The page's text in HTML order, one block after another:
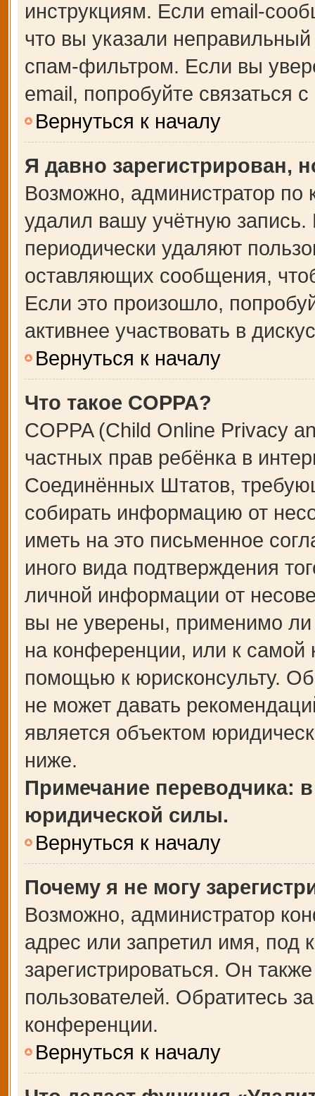
инструкциям. Если email-
что вы указали
спам-фильтром. Если вы
email, попробуйте связаться
Вернуться к началу
Я давно зарегистрирован,
Возможно, администратор по
удалил вашу учётную
периодически удаляют
оставляющих сообщения,
Если это произошло,
активнее участвовать в
Вернуться к началу
Что такое COPPA?
COPPA (Child Online Privacy
частных прав ребёнка в
Соединённых Штатов,
собирать информацию от
иметь на это письменное
иного вида подтверждения
личной информации от
вы не уверены, применимо ли
на конференции, или к самой
помощью к юрисконсульту.
не может давать
является объектом
ниже.
Примечание переводчика:
юридической силы.
Вернуться к началу
Почему я не могу
Возможно, администратор
адрес или запретил имя, под
зарегистрироваться. Он
пользователей. Обратитесь
конференции.
Вернуться к началу